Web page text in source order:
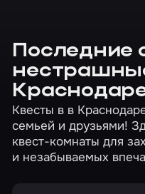
Последние
Квесты в в
семьей и друзьями!
квест-комнаты для
и незабываемых